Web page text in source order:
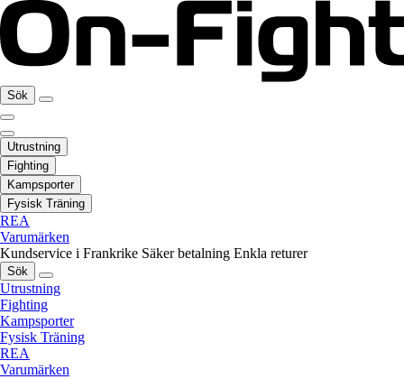
Sök
Utrustning
Fighting
Kampsporter
Fysisk Träning
REA
Varumärken
Kundservice i Frankrike Säker betalning Enkla returer
Sök
Utrustning
Fighting
Kampsporter
Fysisk Träning
REA
Varumärken